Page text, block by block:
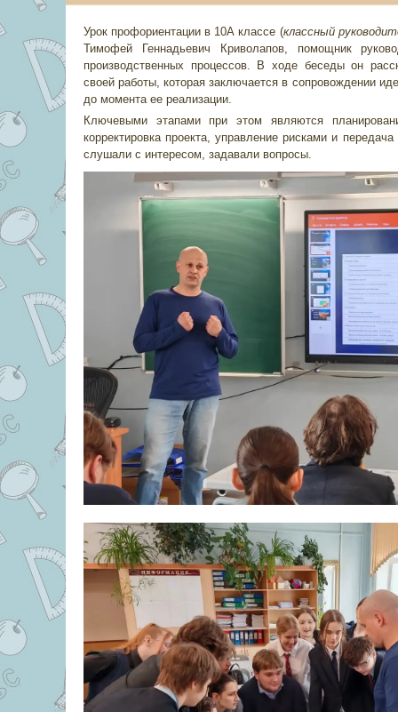
Урок профориентации в 10А классе (классный
Тимофей Геннадьевич Криволапов, помощник
производственных процессов. В ходе беседы он
своей работы, которая заключается в сопровождении
до момента ее реализации.
Ключевыми этапами при этом являются
корректировка проекта, управление рисками и
слушали с интересом, задавали вопросы.